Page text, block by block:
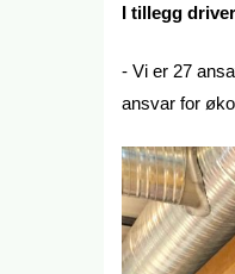
I tillegg
- Vi er 27
ansvar for